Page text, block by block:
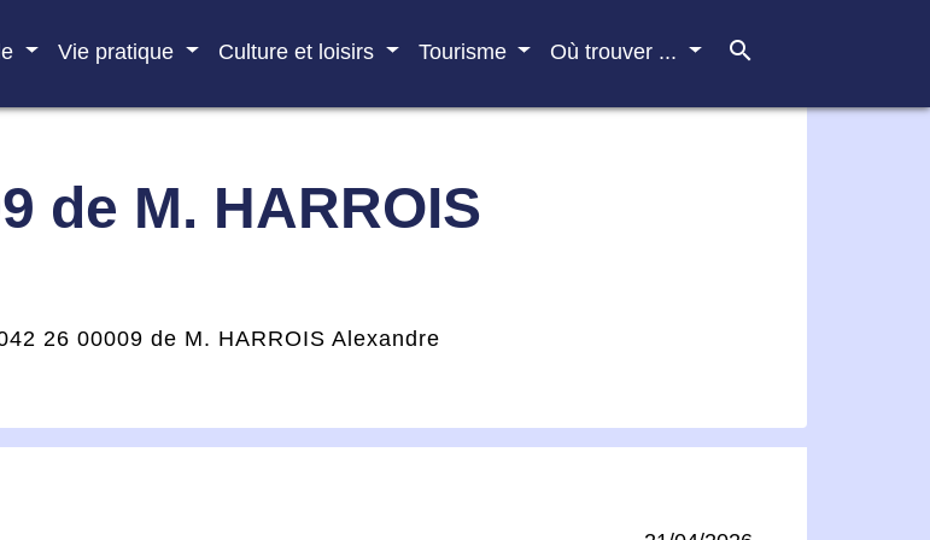
Vie pratique Culture et loisirs Tourisme Où trouver ... search
de M. HARROIS
26 00009 de M. HARROIS Alexandre